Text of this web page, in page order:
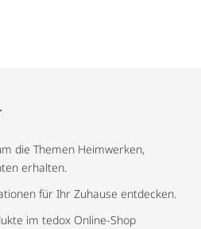
die Themen Heimwerken,
erhalten.
für Ihr Zuhause entdecken.
im tedox Online-Shop